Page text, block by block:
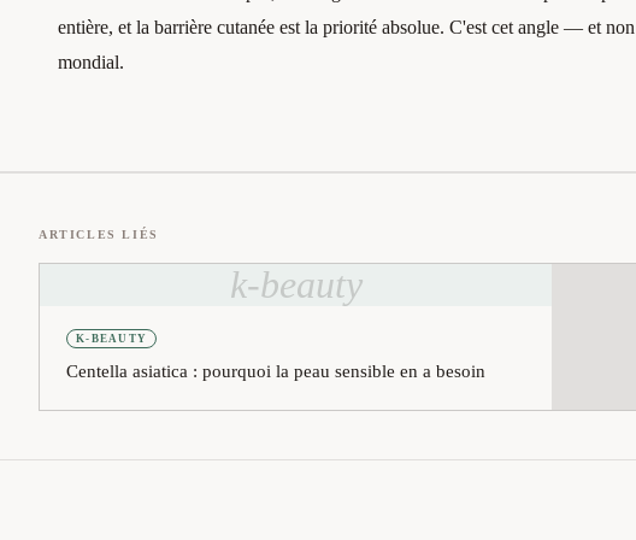
entière, et la barrière cutanée est la priorité absolue. C'est cet angle — et
mondial.
ARTICLES LIÉS
k-beauty
K-BEAUTY
Centella asiatica : pourquoi la peau sensible en a besoin